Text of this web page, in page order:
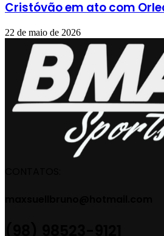
Cristóvão em ato com
22 de maio de 2026